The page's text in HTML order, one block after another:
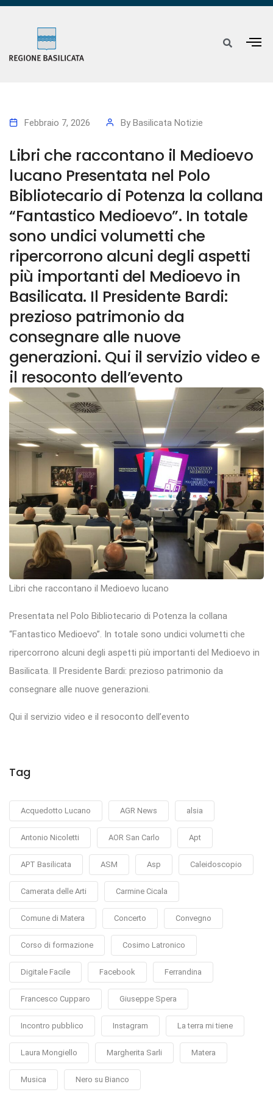
Febbraio 7, 2026 By Basilicata Notizie
Libri che raccontano il Medioevo
lucano Presentata nel Polo
Bibliotecario di Potenza la collana
“Fantastico Medioevo”. In totale
sono undici volumetti che
ripercorrono alcuni degli aspetti
più importanti del Medioevo in
Basilicata. Il Presidente Bardi:
prezioso patrimonio da
consegnare alle nuove
generazioni. Qui il servizio video e
il resoconto dell’evento
Libri che raccontano il Medioevo lucano
Presentata nel Polo Bibliotecario di Potenza la collana
“Fantastico Medioevo”. In totale sono undici volumetti che
ripercorrono alcuni degli aspetti più importanti del Medioevo in
Basilicata. Il Presidente Bardi: prezioso patrimonio da
consegnare alle nuove generazioni.
Qui il servizio video e il resoconto dell’evento
Tag
Acquedotto Lucano AGR News alsia
Antonio Nicoletti AOR San Carlo Apt
APT Basilicata ASM Asp Caleidoscopio
Camerata delle Arti Carmine Cicala
Comune di Matera Concerto Convegno
Corso di formazione Cosimo Latronico
Digitale Facile Facebook Ferrandina
Francesco Cupparo Giuseppe Spera
Incontro pubblico Instagram La terra mi tiene
Laura Mongiello Margherita Sarli Matera
Musica Nero su Bianco